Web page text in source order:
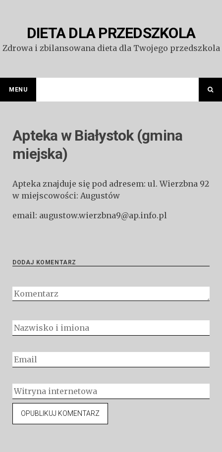
DIETA DLA PRZEDSZKOLA
Zdrowa i zbilansowana dieta dla Twojego przedszkola
MENU
Apteka w Białystok (gmina
miejska)
Apteka znajduje się pod adresem: ul. Wierzbna 92
w miejscowości: Augustów
email: augustow.wierzbna9@ap.info.pl
DODAJ KOMENTARZ